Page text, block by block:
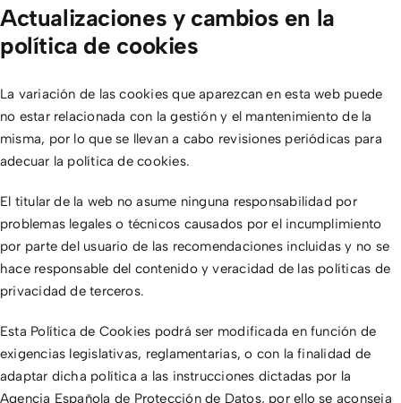
Actualizaciones y cambios en la
política de cookies
La variación de las cookies que aparezcan en esta web puede
no estar relacionada con la gestión y el mantenimiento de la
misma, por lo que se llevan a cabo revisiones periódicas para
adecuar la política de cookies.
El titular de la web no asume ninguna responsabilidad por
problemas legales o técnicos causados por el incumplimiento
por parte del usuario de las recomendaciones incluidas y no se
hace responsable del contenido y veracidad de las políticas de
privacidad de terceros.
Esta Política de Cookies podrá ser modificada en función de
exigencias legislativas, reglamentarias, o con la finalidad de
adaptar dicha política a las instrucciones dictadas por la
Agencia Española de Protección de Datos, por ello se aconseja